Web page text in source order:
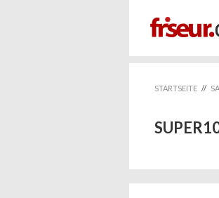
STARTSEITE //